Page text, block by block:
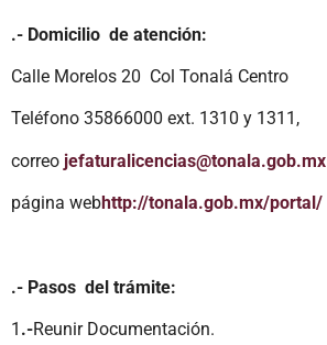
.- Domicilio de atención:
Calle Morelos 20 Col Tonalá Centro
Teléfono 35866000 ext. 1310 y 1311,
correo jefaturalicencias@tonala.gob.mx
página webhttp://tonala.gob.mx/portal/
.- Pasos del trámite:
1 .-Reunir Documentación.